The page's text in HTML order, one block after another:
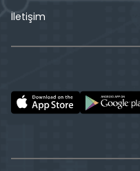
İletişim